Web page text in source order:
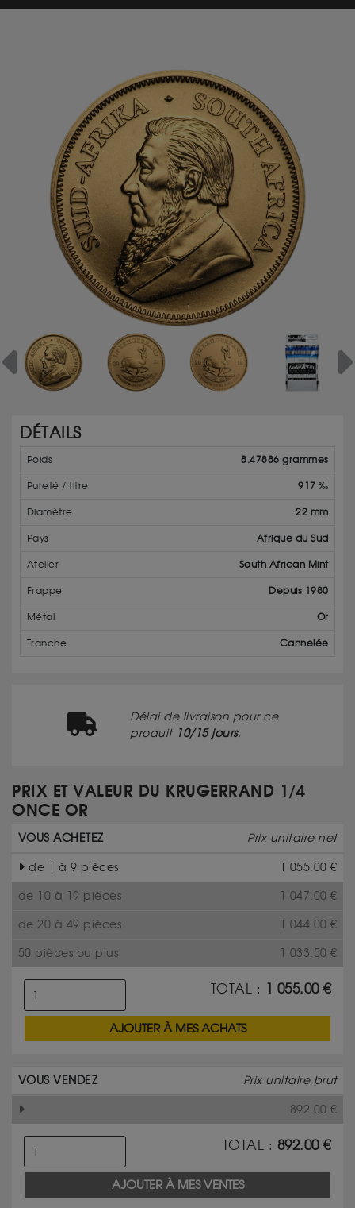
DÉTAILS
Poids 8.47886 grammes
Pureté / titre 917 ‰
Diamètre 22 mm
Pays Afrique du Sud
Atelier South African Mint
Frappe Depuis 1980
Métal Or
Tranche Cannelée
Délai de livraison pour ce
produit 10/15 jours.
Previous
PRIX ET VALEUR DU KRUGERRAND 1/4
ONCE OR
VOUS ACHETEZ Prix unitaire net
de 1 à 9 pièces 1 055.00 €
de 10 à 19 pièces 1 047.00 €
de 20 à 49 pièces 1 044.00 €
50 pièces ou plus 1 033.50 €
TOTAL : 1 055.00€
AJOUTER À MES ACHATS
VOUS VENDEZ Prix unitaire brut
892.00 €
TOTAL : 892.00€
AJOUTER À MES VENTES